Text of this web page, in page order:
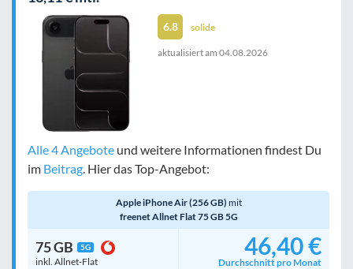
6.8 solide
aktualisiert am 04.08.2026
Alle 4 Angebote und weitere Informationen findest Du
im Beitrag . Hier das Top-Angebot:
Apple iPhone Air (256 GB) mit
freenet Allnet Flat 75 GB 5G
75 GB 5G
inkl. Allnet-Flat
46,40 €
Durchschnitt pro Monat